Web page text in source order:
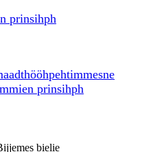
prinsihph
prinsihph
bielie